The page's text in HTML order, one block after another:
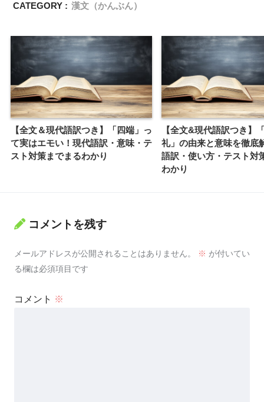
CATEGORY : 漢文（かんぶん）
【全文＆現代語訳つき】「四端」っ
て実はエモい！現代語訳・意味・テ
スト対策までまるわかり
【全文&現代語訳つき】
礼」の由来と意味を徹底
語訳・使い方・テスト対
わかり
コメントを残す
メールアドレスが公開されることはありません。 ※ が付いてい
る欄は必須項目です
コメント ※